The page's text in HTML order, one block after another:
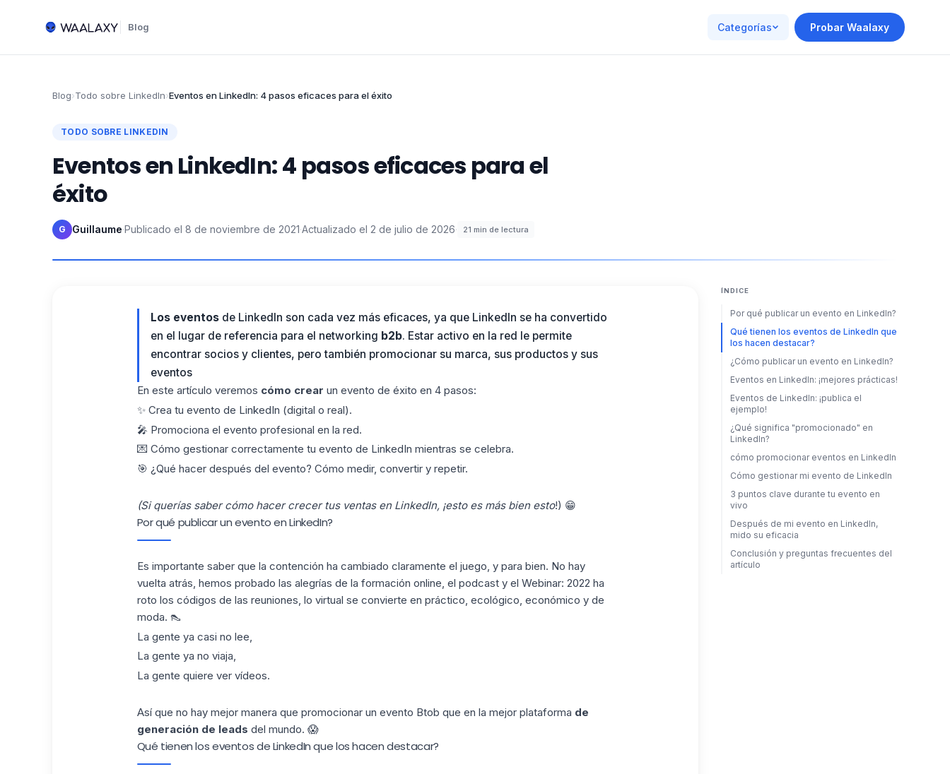
Blog Categorías Probar Waalaxy
Blog›Todo sobre LinkedIn›Eventos en LinkedIn: 4 pasos eficaces para el éxito
TODO SOBRE LINKEDIN
Eventos en LinkedIn: 4 pasos eficaces para el
éxito
G Guillaume·Publicado el 8 de noviembre de 2021·Actualizado el 2 de julio de 2026· 21 min de lectura
Los eventosde LinkedIn son cada vez más eficaces, ya que LinkedIn se ha convertido
en el lugar de referencia para el networking b2b. Estar activo en la red le permite
encontrar socios y clientes, pero también promocionar su marca, sus productos y sus
eventos
En este artículo veremos cómo crear un evento de éxito en 4 pasos:
✨ Crea tu evento de LinkedIn (digital o real).
🎤 Promociona el evento profesional en la red.
💌 Cómo gestionar correctamente tu evento de LinkedIn mientras se celebra.
🎯 ¿Qué hacer después del evento? Cómo medir, convertir y repetir.
(Si querías saber cómo hacer crecer tus ventas en LinkedIn, ¡esto esmás bien esto!) 😁
Por qué publicar un evento en LinkedIn?
Es importante saber que la contención ha cambiado claramente el juego, y para bien. No hay
vuelta atrás, hemos probado las alegrías de la formación online, el podcast y el Webinar: 2022 ha
roto los códigos de las reuniones, lo virtual se convierte en práctico, ecológico, económico y de
moda. 👠
La gente ya casi no lee,
La gente ya no viaja,
La gente quiere ver vídeos.
Así que no hay mejor manera que promocionar un evento Btob que en la mejor plataforma de
generación de leads del mundo. 😱
Qué tienen los eventos de LinkedIn que los hacen destacar?
ÍNDICE
Por qué publicar un evento en LinkedIn?
Qué tienen los eventos de LinkedIn que
los hacen destacar?
¿Cómo publicar un evento en LinkedIn?
Eventos en LinkedIn: ¡mejores prácticas!
Eventos de LinkedIn: ¡publica el
ejemplo!
¿Qué significa "promocionado" en
LinkedIn?
cómo promocionar eventos en LinkedIn
Cómo gestionar mi evento de LinkedIn
3 puntos clave durante tu evento en
vivo
Después de mi evento en LinkedIn,
mido su eficacia
Conclusión y preguntas frecuentes del
artículo